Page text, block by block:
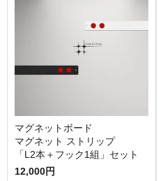
マグネットボード
マグネット ストリップ
「L2本＋フック1組」セット
12,000円